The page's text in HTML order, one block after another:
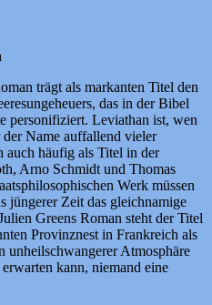
trägt als markanten Titel den
das in der Bibel
personifiziert. Leviathan ist, wen
der Name auffallend vieler
auch häufig als Titel in der
Arno Schmidt und Thomas
Werk müssen
jüngerer Zeit das gleichnamige
Greens Roman steht der Titel
Provinznest in Frankreich als
unheilschwangerer Atmosphäre
kann, niemand eine